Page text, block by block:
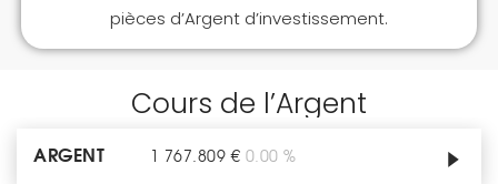
pièces d’Argent d’investissement.
Cours de l’Argent